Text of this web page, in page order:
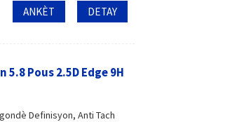
ANKÈT DETAY
Pous 2.5D Edge 9H
Definisyon, Anti Tach